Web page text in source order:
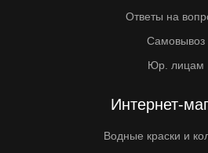
Ответы на
Самовывоз
Юр. лицам
Интернет-
Водные краски и